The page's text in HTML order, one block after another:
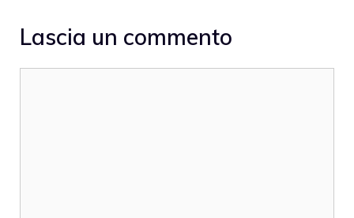
Lascia un commento